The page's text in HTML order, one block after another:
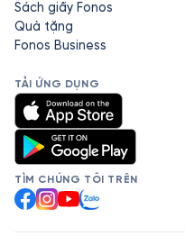
Sách giấy Fonos
Quà tặng
Fonos Business
TẢI ỨNG DỤNG
TÌM CHÚNG TÔI TRÊN
Facebook
Instagram
YouTube
Zalo